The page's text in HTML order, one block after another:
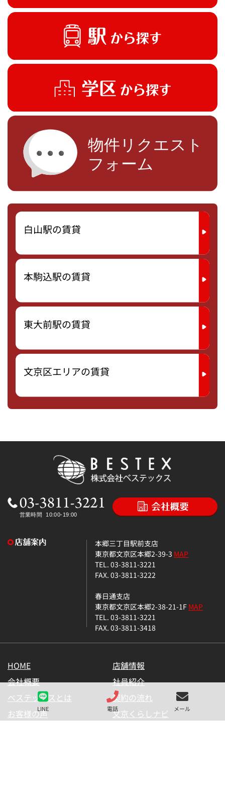
LINE 電話 メール
白山駅の賃貸
本駒込駅の賃貸
東大前駅の賃貸
文京区エリアの賃貸
本郷三丁目駅前支店
東京都文京区本郷2-39-3 MAP
TEL. 03-3811-3221
FAX. 03-3811-3222
春日通支店
東京都文京区本郷2-38-21-1FMAP
TEL. 03-3811-3221
FAX. 03-3811-3418
HOME
店舗情報
会社概要
社員紹介
ベステックスとは
契約の流れ
お客様の声
文京くらしナビ